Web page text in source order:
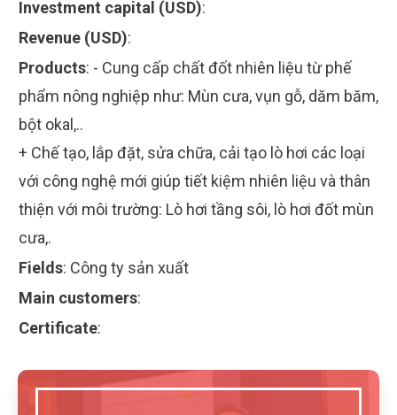
Investment capital (USD):
Revenue (USD):
Products: - Cung cấp chất đốt nhiên liệu từ phế
phẩm nông nghiệp như: Mùn cưa, vụn gỗ, dăm băm,
bột okal,..
+ Chế tạo, lắp đặt, sửa chữa, cải tạo lò hơi các loại
với công nghệ mới giúp tiết kiệm nhiên liệu và thân
thiện với môi trường: Lò hơi tầng sôi, lò hơi đốt mùn
cưa,.
Fields: Công ty sản xuất
Main customers:
Certificate: